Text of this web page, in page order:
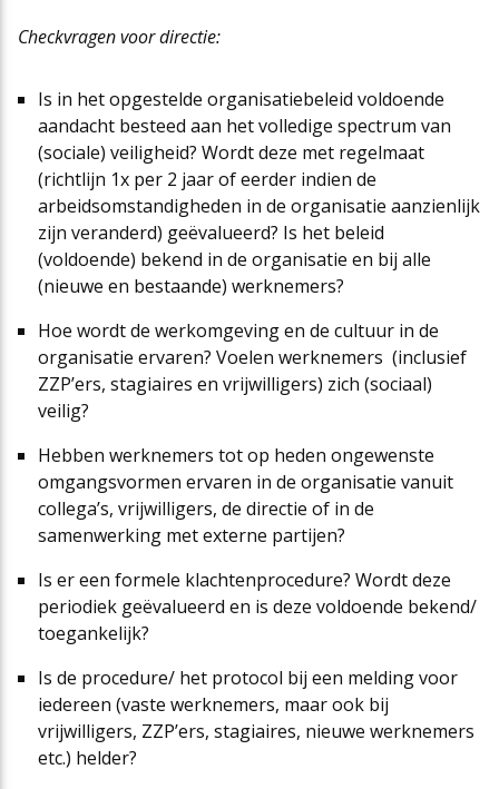
Checkvragen voor directie:
Is in het opgestelde organisatiebeleid voldoende
aandacht besteed aan het volledige spectrum van
(sociale) veiligheid? Wordt deze met regelmaat
(richtlijn 1x per 2 jaar of eerder indien de
arbeidsomstandigheden in de organisatie aanzienlijk
zijn veranderd) geëvalueerd? Is het beleid
(voldoende) bekend in de organisatie en bij alle
(nieuwe en bestaande) werknemers?
Hoe wordt de werkomgeving en de cultuur in de
organisatie ervaren? Voelen werknemers (inclusief
ZZP’ers, stagiaires en vrijwilligers) zich (sociaal)
veilig?
Hebben werknemers tot op heden ongewenste
omgangsvormen ervaren in de organisatie vanuit
collega’s, vrijwilligers, de directie of in de
samenwerking met externe partijen?
Is er een formele klachtenprocedure? Wordt deze
periodiek geëvalueerd en is deze voldoende bekend/
toegankelijk?
Is de procedure/ het protocol bij een melding voor
iedereen (vaste werknemers, maar ook bij
vrijwilligers, ZZP’ers, stagiaires, nieuwe werknemers
etc.) helder?